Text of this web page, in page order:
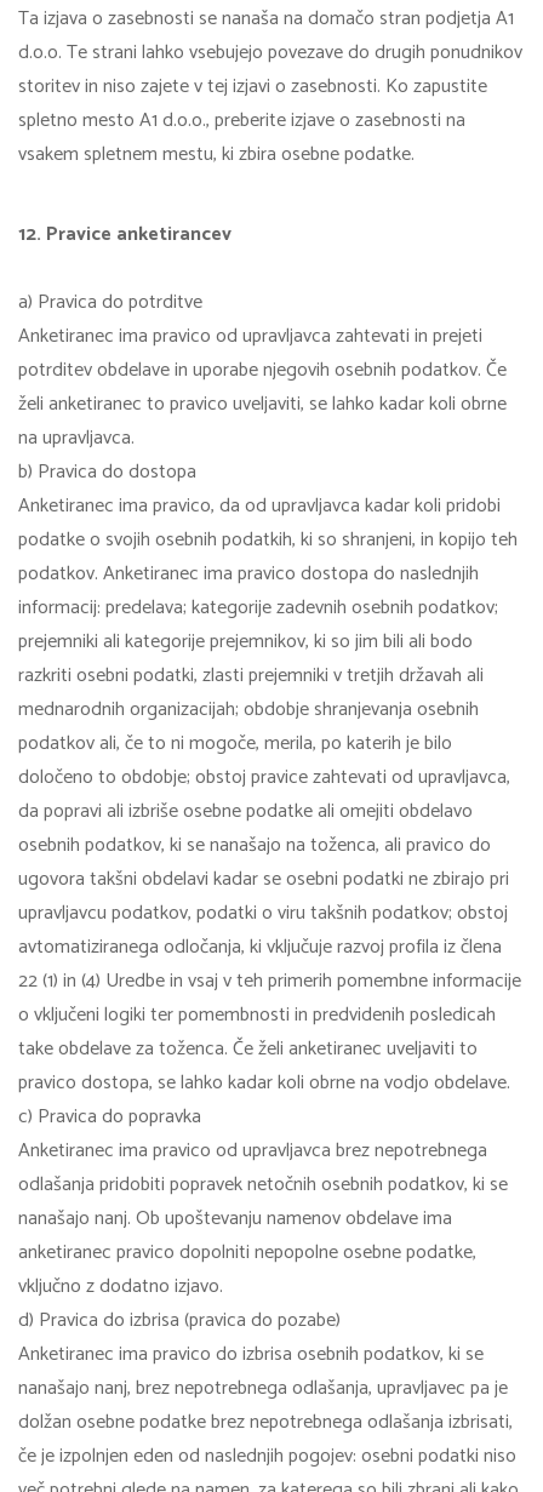
Ta izjava o zasebnosti se nanaša na domačo stran podjetja A1
d.o.o. Te strani lahko vsebujejo povezave do drugih ponudnikov
storitev in niso zajete v tej izjavi o zasebnosti. Ko zapustite
spletno mesto A1 d.o.o., preberite izjave o zasebnosti na
vsakem spletnem mestu, ki zbira osebne podatke.
12. Pravice anketirancev
a) Pravica do potrditve
Anketiranec ima pravico od upravljavca zahtevati in prejeti
potrditev obdelave in uporabe njegovih osebnih podatkov. Če
želi anketiranec to pravico uveljaviti, se lahko kadar koli obrne
na upravljavca.
b) Pravica do dostopa
Anketiranec ima pravico, da od upravljavca kadar koli pridobi
podatke o svojih osebnih podatkih, ki so shranjeni, in kopijo teh
podatkov. Anketiranec ima pravico dostopa do naslednjih
informacij: predelava; kategorije zadevnih osebnih podatkov;
prejemniki ali kategorije prejemnikov, ki so jim bili ali bodo
razkriti osebni podatki, zlasti prejemniki v tretjih državah ali
mednarodnih organizacijah; obdobje shranjevanja osebnih
podatkov ali, če to ni mogoče, merila, po katerih je bilo
določeno to obdobje; obstoj pravice zahtevati od upravljavca,
da popravi ali izbriše osebne podatke ali omejiti obdelavo
osebnih podatkov, ki se nanašajo na toženca, ali pravico do
ugovora takšni obdelavi kadar se osebni podatki ne zbirajo pri
upravljavcu podatkov, podatki o viru takšnih podatkov; obstoj
avtomatiziranega odločanja, ki vključuje razvoj profila iz člena
22 (1) in (4) Uredbe in vsaj v teh primerih pomembne informacije
o vključeni logiki ter pomembnosti in predvidenih posledicah
take obdelave za toženca. Če želi anketiranec uveljaviti to
pravico dostopa, se lahko kadar koli obrne na vodjo obdelave.
c) Pravica do popravka
Anketiranec ima pravico od upravljavca brez nepotrebnega
odlašanja pridobiti popravek netočnih osebnih podatkov, ki se
nanašajo nanj. Ob upoštevanju namenov obdelave ima
anketiranec pravico dopolniti nepopolne osebne podatke,
vključno z dodatno izjavo.
d) Pravica do izbrisa (pravica do pozabe)
Anketiranec ima pravico do izbrisa osebnih podatkov, ki se
nanašajo nanj, brez nepotrebnega odlašanja, upravljavec pa je
dolžan osebne podatke brez nepotrebnega odlašanja izbrisati,
če je izpolnjen eden od naslednjih pogojev: osebni podatki niso